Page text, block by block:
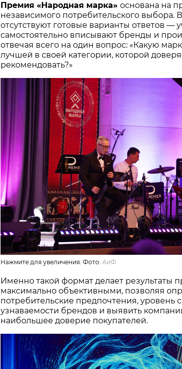
Премия «Народная марка» основана на
независимого потребительского выбора.
отсутствуют готовые варианты ответов —
самостоятельно вписывают бренды и
отвечая всего на один вопрос: «Какую
лучшей в своей категории, которой
рекомендовать?»
Нажмите для увеличения. Фото: АиФ
Именно такой формат делает результаты
максимально объективными, позволяя
потребительские предпочтения, уровень
узнаваемости брендов и выявить
наибольшее доверие покупателей.